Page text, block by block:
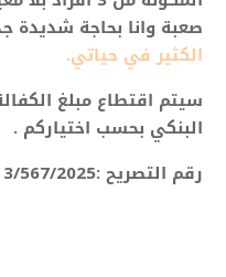
صعبة وانا بحاجة شديدة
الكثير في حياتي.
سيتم اقتطاع مبلغ
البنكي بحسب اختياركم .
رقم التصريح :3/567/2025